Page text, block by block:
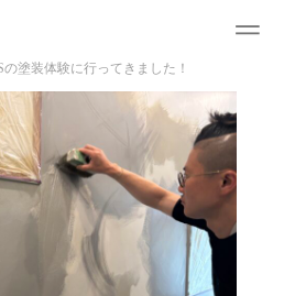
の塗装体験に行ってきました！